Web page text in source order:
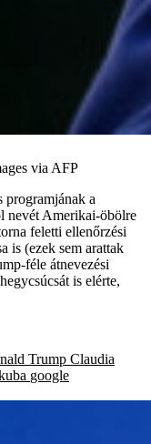
via AFP
programjának a
nevét Amerikai-öbölre
feletti ellenőrzési
is (ezek sem arattak
féle átnevezési
is elérte,
Trump Claudia
google